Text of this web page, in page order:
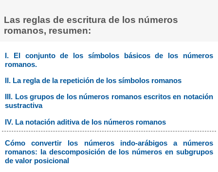
Las reglas de escritura de los números
romanos, resumen:
I. El conjunto de los símbolos básicos de los números
romanos.
II. La regla de la repetición de los símbolos romanos
III. Los grupos de los números romanos escritos en notación
sustractiva
IV. La notación aditiva de los números romanos
Cómo convertir los números indo-arábigos a números
romanos: la descomposición de los números en subgrupos
de valor posicional